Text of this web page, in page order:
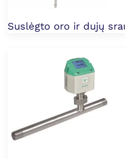
Suslėgto oro ir dujų